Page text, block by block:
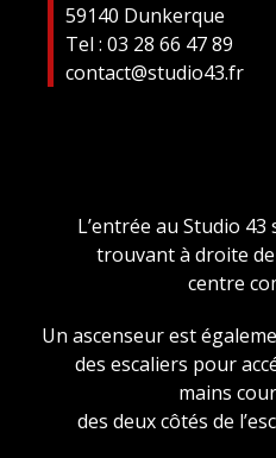
59140 Dunkerque
Tel : 03 28 66 47 89
contact@studio43.fr
L’entrée au Studio 43
trouvant à droite
centre
Un ascenseur est
des escaliers pour
mains
des deux côtés de